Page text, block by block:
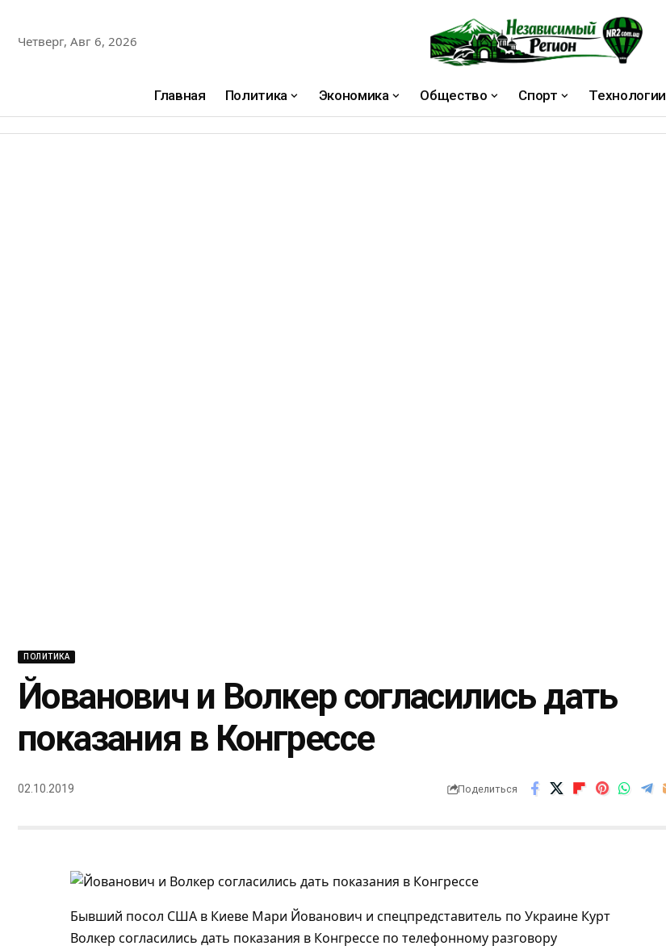
Четверг, Авг 6, 2026
Главная Политика Экономика Общество Спорт Технологии
ПОЛИТИКА
Йованович и Волкер согласились дать
показания в Конгрессе
02.10.2019 Поделиться
Бывший посол США в Киеве Мари Йованович и спецпредставитель по Украине Курт
Волкер согласились дать показания в Конгрессе по телефонному разговору